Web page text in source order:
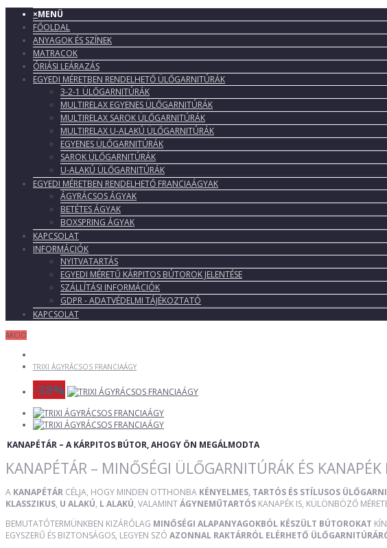
×MENÜ
FŐOLDAL
ANYAGOK ÉS SZÍNEK
MATRACOK
ÓRIÁSI LEÁRAZÁS
EGYEDI MÉRETBEN RENDELHETŐ ÜLŐGARNITÚRÁK
3-2-1 ÜLŐGARNITÚRÁK
MULTIRELAX EGYENES ÜLŐGARNITÚRÁK
MULTIRELAX SAROK ÜLŐGARNITÚRÁK
MULTIRELAX U-ALAKÚ ÜLŐGARNITÚRÁK
EGYENES ÜLŐGARNITÚRÁK
SAROK ÜLŐGARNITÚRÁK
U-ALAKÚ ÜLŐGARNITÚRÁK
EGYEDI MÉRETBEN RENDELHETŐ FRANCIAÁGYAK
ÁGYRÁCSOS ÁGYAK
BETÉTES ÁGYAK
BOXSPRING ÁGYAK
KAPCSOLAT
INFORMÁCIÓK
NYITVATARTÁS
EGYEDI MÉRETŰ KÁRPITOS BÚTOROK JELENTÉSE
SZÁLLÍTÁSI INFORMÁCIÓK
GDPR - ADATVÉDELMI TÁJÉKOZTATÓ
KAPCSOLAT
AKCIÓ
TRIXI ÁGYRÁCSOS FRANCIAÁGY
-38%
KANAPÉTÁR – A KÁRPITOS BÚTOR, AHOGY ÖN MEGÁLMODTA
KANAPÉTÁR – MINŐSÉGI ÜLŐGARNITÚRÁK ÉS
A KANAPÉTÁR CÉLJA, HOGY MINDEN OTTHONBA KÉNYELMES, TARTÓS ÉS STÍLUSOS
KLASSZIKUS, U ALAKÚ, L ALAKÚ, VALAMINTÁGYNEMŰTARTÓS KANAPÉK IS, KÜLÖNBÖZŐ
BEMUTATÓTERMÜNKBEN KIZÁRÓLAG MINŐSÉGI ALAPANYAGOKBÓL KÉSZÜLT BÚTOROKAT
EGYSZERŰ ÉS BIZTONSÁGOS, LEGYEN SZÓ AZONNAL RAKTÁRRÓL ELÉRHETŐ